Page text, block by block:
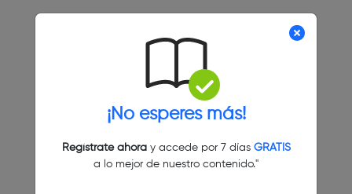
¡No esperes más!
Regístrate ahoray accede por 7 días GRATIS
a lo mejor de nuestro contenido."